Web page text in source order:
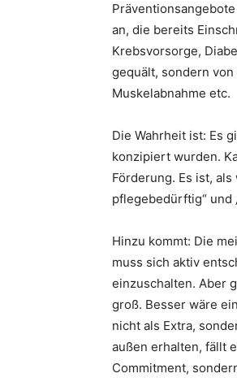
an, die bereits
Krebsvorsorge,
gequält, sondern
Muskelabnahme etc.
Die Wahrheit ist: Es
konzipiert wurden.
Förderung. Es ist,
pflegebedürftig“ und
Hinzu kommt: Die
muss sich aktiv
einzuschalten. Aber
groß. Besser wäre
nicht als Extra,
außen erhalten, fällt
Commitment,